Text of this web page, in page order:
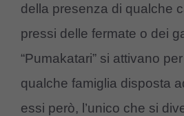
della presenza di qualche
pressi delle fermate o dei
“Pumakatari” si attivano
qualche famiglia disposta
essi però, l’unico che si